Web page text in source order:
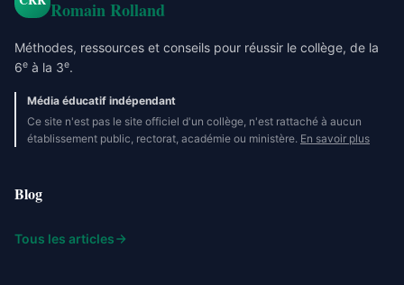
Romain Rolland
Méthodes, ressources et conseils pour réussir le collège, de la
6e à la 3e.
Média éducatif indépendant
Ce site n'est pas le site officiel d'un collège, n'est rattaché à aucun
établissement public, rectorat, académie ou ministère. En savoir plus
Blog
Tous les articles